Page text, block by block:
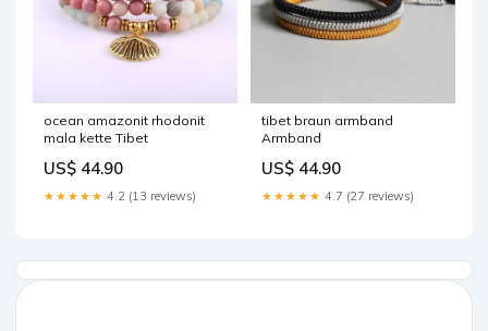
ocean amazonit rhodonit
mala kette Tibet
US$ 44.90
★★★★★ 4.2 (13 reviews)
tibet braun armband
Armband
US$ 44.90
★★★★★ 4.7 (27 reviews)